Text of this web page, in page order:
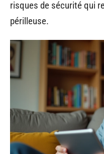
risques de sécurité qui
périlleuse.